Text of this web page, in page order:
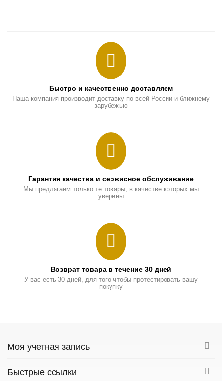
Быстро и качественно доставляем
Наша компания производит доставку по всей России и ближнему
зарубежью
Гарантия качества и сервисное обслуживание
Мы предлагаем только те товары, в качестве которых мы
уверены
Возврат товара в течение 30 дней
У вас есть 30 дней, для того чтобы протестировать вашу
покупку
Моя учетная запись
Быстрые ссылки